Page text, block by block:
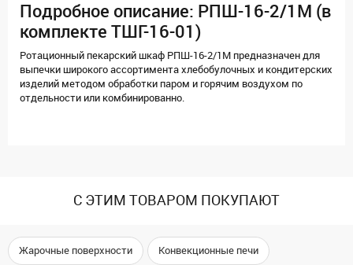
Подробное описание: РПШ-16-2/1М (в
комплекте ТШГ-16-01)
Ротационный пекарский шкаф РПШ-16-2/1М предназначен для
выпечки широкого ассортимента хлебобулочных и кондитерских
изделий методом обработки паром и горячим воздухом по
отдельности или комбинированно.
С ЭТИМ ТОВАРОМ ПОКУПАЮТ
Жарочные поверхности Конвекционные печи